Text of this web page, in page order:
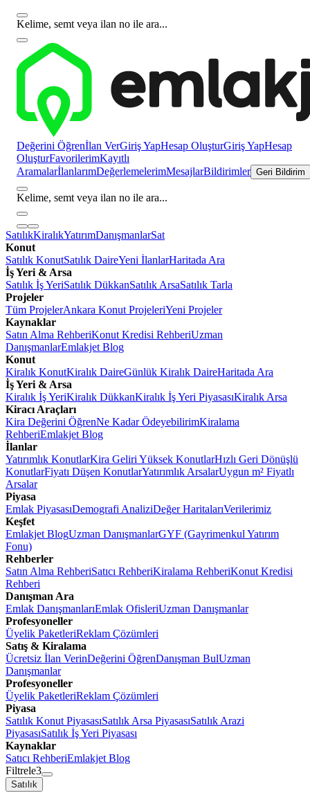
Kelime, semt veya ilan no ile ara...
Değerini Öğrenİlan VerGiriş YapHesap OluşturGiriş YapHesap
OluşturFavorilerimKayıtlı
AramalarİlanlarımDeğerlemelerimMesajlarBildirimler Geri Bildirim
Kelime, semt veya ilan no ile ara...
SatılıkKiralıkYatırımDanışmanlarSat
Konut
Satılık KonutSatılık DaireYeni İlanlarHaritada Ara
İş Yeri & Arsa
Satılık İş YeriSatılık DükkanSatılık ArsaSatılık Tarla
Projeler
Tüm ProjelerAnkara Konut ProjeleriYeni Projeler
Kaynaklar
Satın Alma RehberiKonut Kredisi RehberiUzman
DanışmanlarEmlakjet Blog
Konut
Kiralık KonutKiralık DaireGünlük Kiralık DaireHaritada Ara
İş Yeri & Arsa
Kiralık İş YeriKiralık DükkanKiralık İş Yeri PiyasasıKiralık Arsa
Kiracı Araçları
Kira Değerini ÖğrenNe Kadar ÖdeyebilirimKiralama
RehberiEmlakjet Blog
İlanlar
Yatırımlık KonutlarKira Geliri Yüksek KonutlarHızlı Geri Dönüşlü
KonutlarFiyatı Düşen KonutlarYatırımlık ArsalarUygun m² Fiyatlı
Arsalar
Piyasa
Emlak PiyasasıDemografi AnaliziDeğer HaritalarıVerilerimiz
Keşfet
Emlakjet BlogUzman DanışmanlarGYF (Gayrimenkul Yatırım
Fonu)
Rehberler
Satın Alma RehberiSatıcı RehberiKiralama RehberiKonut Kredisi
Rehberi
Danışman Ara
Emlak DanışmanlarıEmlak OfisleriUzman Danışmanlar
Profesyoneller
Üyelik PaketleriReklam Çözümleri
Satış & Kiralama
Ücretsiz İlan VerinDeğerini ÖğrenDanışman BulUzman
Danışmanlar
Profesyoneller
Üyelik PaketleriReklam Çözümleri
Piyasa
Satılık Konut PiyasasıSatılık Arsa PiyasasıSatılık Arazi
PiyasasıSatılık İş Yeri Piyasası
Kaynaklar
Satıcı RehberiEmlakjet Blog
Filtrele3
Satılık